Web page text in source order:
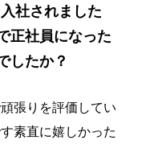
社されました
正社員になった
したか？
張りを評価してい
素直に嬉しかった